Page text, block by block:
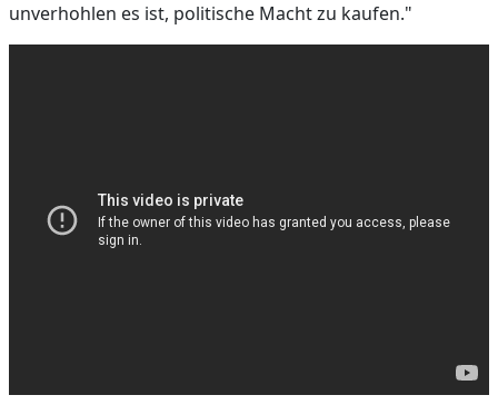
unverhohlen es ist, politische Macht zu kaufen."